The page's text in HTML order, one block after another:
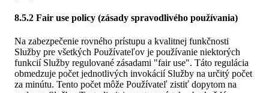
8.5.2 Fair use policy (zásady spravodlivého používania)
Na zabezpečenie rovného prístupu a kvalitnej funkčnosti
Služby pre všetkých Používateľov je používanie niektorých
funkcií Služby regulované zásadami "fair use". Táto regulácia
obmedzuje počet jednotlivých invokácií Služby na určitý počet
za minútu. Tento počet môže Používateľ zistiť dopytom na